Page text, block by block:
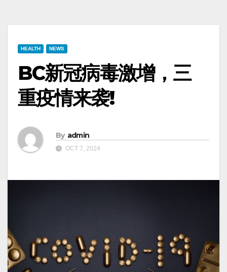
HEALTH NEWS
BC新冠病毒激增，三
重疫情来袭!
By admin
OCT 7, 2024